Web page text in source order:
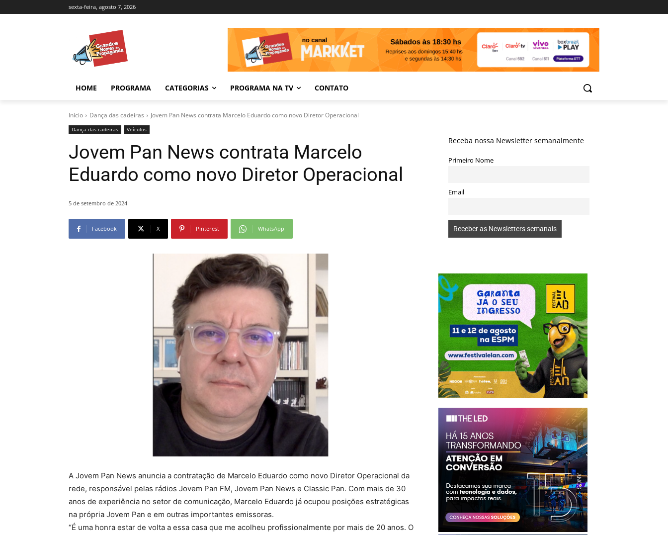
sexta-feira, agosto 7, 2026
HOME PROGRAMA CATEGORIAS PROGRAMA NA TV CONTATO
Início Dança das cadeiras Jovem Pan News contrata Marcelo Eduardo como novo Diretor Operacional
Dança das cadeiras Veículos
Jovem Pan News contrata Marcelo
Eduardo como novo Diretor Operacional
5 de setembro de 2024
Facebook X Pinterest WhatsApp
A Jovem Pan News anuncia a contratação de Marcelo Eduardo como novo Diretor Operacional da
rede, responsável pelas rádios Jovem Pan FM, Jovem Pan News e Classic Pan. Com mais de 30
anos de experiência no setor de comunicação, Marcelo Eduardo já ocupou posições estratégicas
na própria Jovem Pan e em outras importantes emissoras.
“É uma honra estar de volta a essa casa que me acolheu profissionalmente por mais de 20 anos. O
Receba nossa Newsletter semanalmente
Primeiro Nome
Email